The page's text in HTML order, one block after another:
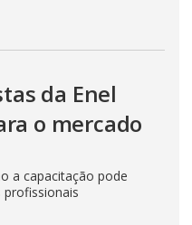
da Enel
o mercado
a capacitação pode